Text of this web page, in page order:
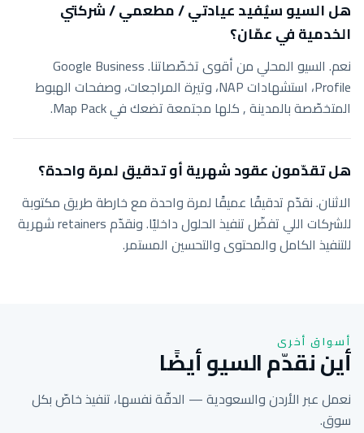
هل السيو سيُفيد عيادتي / مطعمي / شركتي
الخدمية في عمّان؟
نعم. السيو المحلي من أقوى تخصّصاتنا. Google Business
Profile، استشهادات NAP، وتيرة المراجعات، وصفحات الهبوط
المتخصّصة بالمدينة , كلها مجتمعة تضعك في Map Pack.
هل تقدّمون عقود شهرية أو تدقيق لمرة واحدة؟
الاثنان. نقدّم تدقيقًا عميقًا لمرة واحدة مع خارطة طريق مكتوبة
للشركات اللي تفضّل تنفيذ الحلول داخليًا. ونقدّم retainers شهرية
للتنفيذ الكامل والمحتوى والتحسين المستمر.
أسواق أخرى
أين نقدّم السيو أيضًا
نعمل عبر الأردن والسعودية — الدقّة نفسها، تنفيذ خاصّ بكل
سوق.